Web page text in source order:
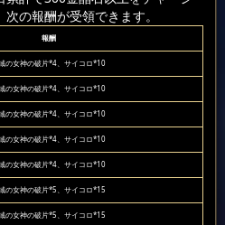
の報酬が受領できます。
報酬
の女神の破片*4、サイコロ*10
の女神の破片*4、サイコロ*10
の女神の破片*4、サイコロ*10
の女神の破片*4、サイコロ*10
の女神の破片*4、サイコロ*10
の女神の破片*5、サイコロ*15
の女神の破片*5、サイコロ*15